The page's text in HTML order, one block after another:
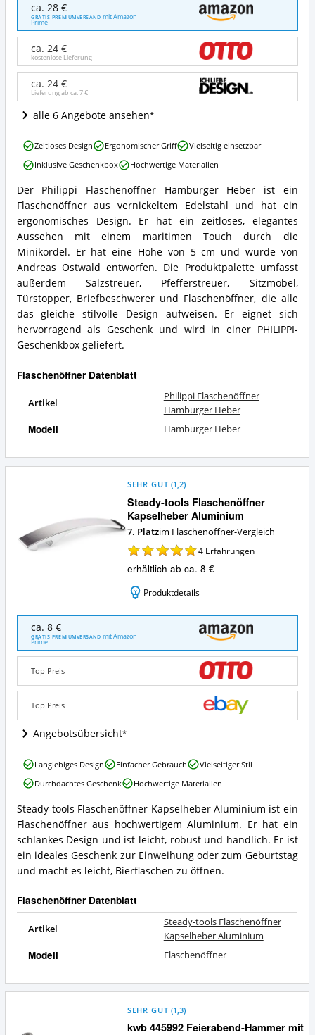
Flaschenöffner
Hamburger
Heber
Angebote:
Wo
dieser
Flaschenöffner
erhältlich?
ca. 28 €
GRATIS PREMIUMVERSAND mit Amazon
Prime
ca. 24 €
kostenlose Lieferung
ca. 24 €
Lieferung ab ca.7 €
alle 6 Angebote ansehen
Philippi
Flaschenöffner
Hamburger
Heber
Zusammenfassung:
Was
bietet
dieser
Flaschenöffner?
Der Philippi Flaschenöffner Hamburger Heber ist ein
Flaschenöffner aus vernickeltem Edelstahl und hat ein
ergonomisches Design. Er hat ein zeitloses, elegantes
Aussehen mit einem maritimen Touch durch die
Minikordel. Er hat eine Höhe von 5 cm und wurde von
Andreas Ostwald entworfen. Die Produktpalette umfasst
außerdem Salzstreuer, Pfefferstreuer, Sitzmöbel,
Türstopper, Briefbeschwerer und Flaschenöffner, die alle
das gleiche stilvolle Design aufweisen. Er eignet sich
hervorragend als Geschenk und wird in einer PHILIPPI-
Geschenkbox geliefert.
Flaschenöffner Datenblatt
Artikel
Philippi Flaschenöffner
Hamburger Heber
Modell Hamburger Heber
Philippi
Flaschenöffner
Hamburger
Vorteile:
Was
spricht
für
diesen
Flaschenöffner?
Zeitloses Design Ergonomischer Griff
Vielseitig einsetzbar
Inklusive Geschenkbox
Hochwertige Materialien
Steady-tools Flaschenöffner
Kapselheber Aluminium
SEHR GUT (1,2)
7. Platzim Flaschenöffner-Vergleich
4 Erfahrungen
erhältlich ab ca. 8 €
Produktdetails
Steady-
tools
Flaschenöffner
Kapselheber
Aluminium
Angebote:
dieser
Flaschenöffner
ca. 8 €
GRATIS PREMIUMVERSAND mit Amazon
Prime
Top Preis
Top Preis
Angebotsübersicht
Steady-
tools
Flaschenöffner
Kapselheber
Aluminium
Zusammenfassung:
bietet
dieser
Flaschenöffner?
Steady-tools Flaschenöffner Kapselheber Aluminium ist ein
Flaschenöffner aus hochwertigem Aluminium. Er hat ein
schlankes Design und ist leicht, robust und handlich. Er ist
ein ideales Geschenk zur Einweihung oder zum Geburtstag
und macht es leicht, Bierflaschen zu öffnen.
Flaschenöffner Datenblatt
Artikel
Steady-tools Flaschenöffner
Kapselheber Aluminium
Modell Flaschenöffner
Steady-
tools
Flaschenöffner
Aluminium
Vorteile:
Was
spricht
für
diesen
Langlebiges Design Einfacher Gebrauch
Vielseitiger Stil
Durchdachtes Geschenk
Hochwertige Materialien
kwb 445992 Feierabend-Hammer mit
SEHR GUT (1,3)